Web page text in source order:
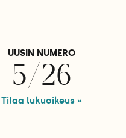
UUSIN NUMERO
5/26
Tilaa lukuoikeus »